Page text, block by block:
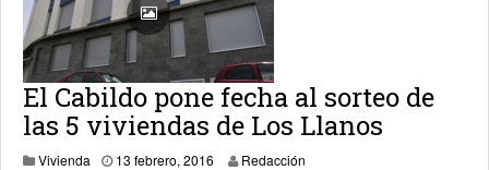
El Cabildo pone fecha al sorteo de
las 5 viviendas de Los Llanos
Vivienda 13 febrero, 2016 3 abril, 2024
Redacción